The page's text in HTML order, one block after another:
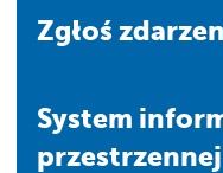
Zgłoś
system informacji
przestrzennej